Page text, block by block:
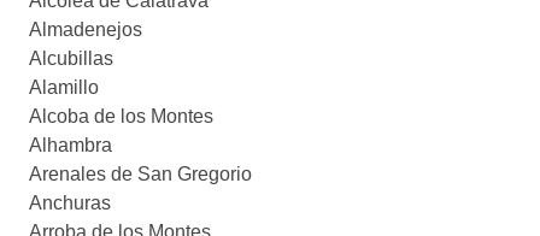
Almadenejos
Alcubillas
Alamillo
Alcoba de los Montes
Alhambra
Arenales de San Gregorio
Anchuras
Arroba de los Montes